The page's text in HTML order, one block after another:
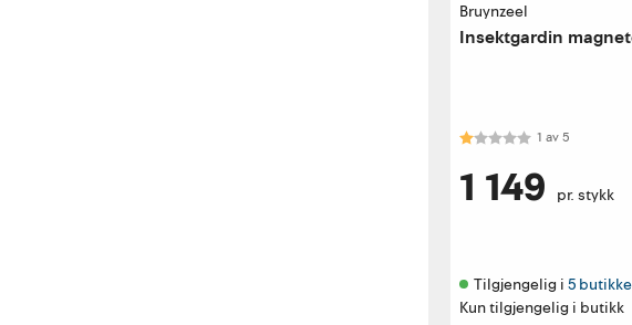
Bruynzeel
Insektgardin
Karakter:1.0 av 5
1 av5
1 149 pr. stykk
Tilgjengelig i 5
Kun tilgjengelig i butikk